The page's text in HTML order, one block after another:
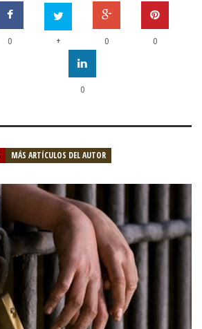
0 + 0 0
0
MÁS ARTÍCULOS DEL AUTOR